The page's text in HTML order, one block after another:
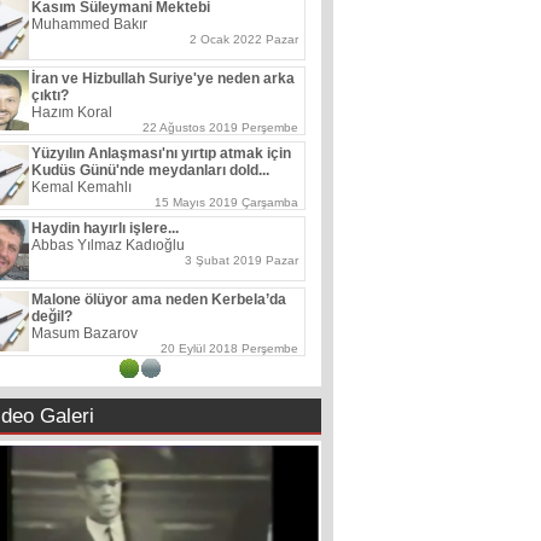
Kasım Süleymani Mektebi
Muhammed Bakır
2 Ocak 2022 Pazar
İran ve Hizbullah Suriye'ye neden arka
çıktı?
Hazım Koral
22 Ağustos 2019 Perşembe
Yüzyılın Anlaşması'nı yırtıp atmak için
Kudüs Günü'nde meydanları dold...
Kemal Kemahlı
15 Mayıs 2019 Çarşamba
Haydin hayırlı işlere...
Abbas Yılmaz Kadıoğlu
3 Şubat 2019 Pazar
Malone ölüyor ama neden Kerbela’da
değil?
Masum Bazarov
20 Eylül 2018 Perşembe
1
Galeri